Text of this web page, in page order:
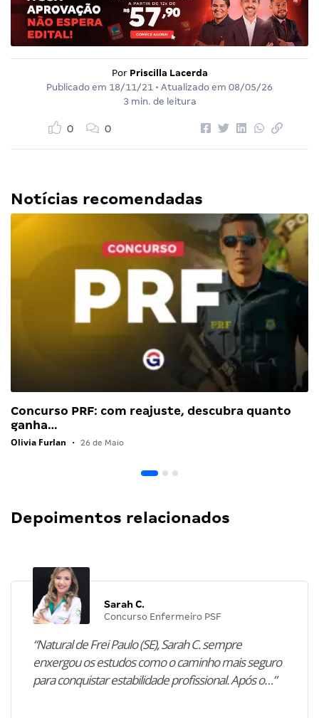
Por Priscilla Lacerda
Publicado em 18/11/21 • Atualizado em 08/05/26
3 min. de leitura
0 0
Notícias recomendadas
Concurso PRF: com reajuste, descubra quanto
ganha…
Olivia Furlan • 26 de Maio
Depoimentos relacionados
Sarah C.
Concurso Enfermeiro PSF
“Natural de Frei Paulo (SE), Sarah C. sempre
enxergou os estudos como o caminho mais seguro
para conquistar estabilidade profissional. Após o…”